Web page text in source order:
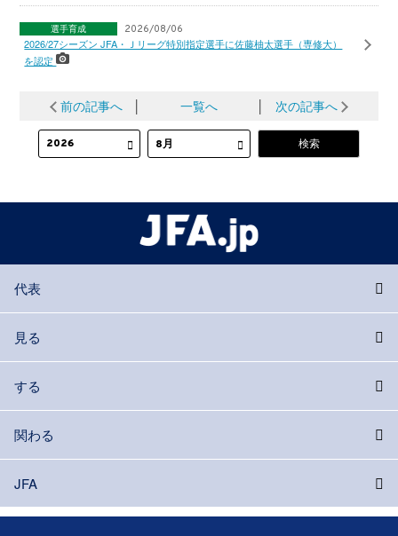
選手育成 2026/08/06
2026/27シーズン JFA・Ｊリーグ特別指定選手に佐藤柚太選手（専修大）
を認定
前の記事へ 一覧へ 次の記事へ
代表
見る
する
関わる
JFA